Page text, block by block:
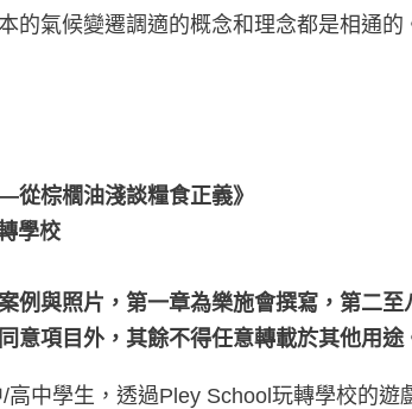
的氣候變遷調適的概念和理念都是相通的
從棕櫚油淺談糧食正義》
學校
例與照片，第一章為樂施會撰寫，第二
意項目外，其餘不得任意轉載於其他用途
高中學生，透過Pley School玩轉學校的